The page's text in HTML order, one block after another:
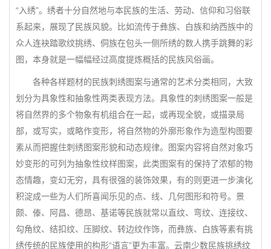
“入绣”。绣者十分自然地与本民族的生活、劳动、信仰和习俗联
系起来，展现了民族风貌。比如流传于彝族、白族和纳西族中的
众人连袂踏歌纹挑绣、侗族在包头一侧所绣的数人携手跳舞的彩
图，本身就是一幅幅经过高度提炼概括的民族风俗画。
各种各样题材的民族刺绣图案与通常的艺术分类相同，大致
划分为具象性和抽象性两类表现方法。具象性的刺绣图案一般是
将自然界的多个物象有机组合在一起，或再现全貌，或描录局
部，或写实，或略作变形，将自然物的外廓形象作为造型构图要
素从而把握住刺绣图案形貌和动态规律。图案内容将自然对象巧
妙变形的可列为抽象性纹样图案，此类图案有的保持了浓郁的物
态情趣，变幻无穷，具有很强的装饰效果，有的则更进一步演化
积淀成一些为人们所喜闻乐见的点、线、几何图形和符号。景
颇、傣、阿昌、德昂、基诺等民族就常以直纹、弯纹、连接纹、
勾角纹、结扣纹、压脚纹、转边纹作饰，而彝族、白族等素有挑
绣传统的民族使用的构形“语言”更为丰富。云南少数民族挑绣纹